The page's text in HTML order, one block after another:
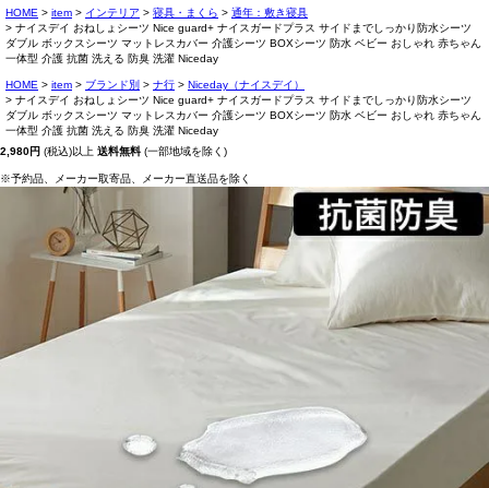
HOME item インテリア 寝具・まくら
通年：敷き寝具
ナイスデイ おねしょシーツ Nice guard+ ナイスガードプラス サイドまでしっかり防水シーツ
ダブル ボックスシーツ マットレスカバー 介護シーツ BOXシーツ 防水 ベビー おしゃれ 赤ちゃん
一体型 介護 抗菌 洗える 防臭 洗濯 Niceday
HOME item ブランド別 ナ行
Niceday（ナイスデイ）
ナイスデイ おねしょシーツ Nice guard+ ナイスガードプラス サイドまでしっかり防水シーツ
ダブル ボックスシーツ マットレスカバー 介護シーツ BOXシーツ 防水 ベビー おしゃれ 赤ちゃん
一体型 介護 抗菌 洗える 防臭 洗濯 Niceday
2,980円 (税込)以上 送料無料 (一部地域を除く)
※予約品、メーカー取寄品、メーカー直送品を除く